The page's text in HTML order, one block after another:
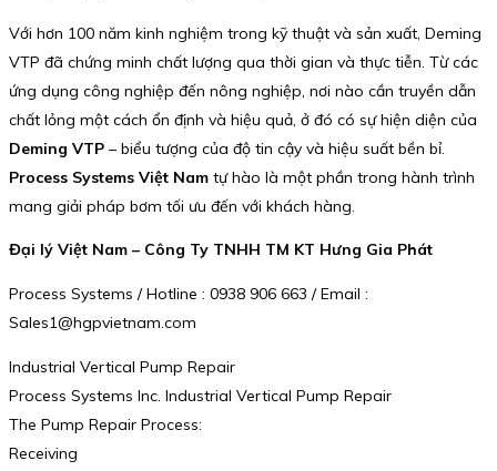
Với hơn 100 năm kinh nghiệm trong kỹ thuật và sản xuất, Deming
VTP đã chứng minh chất lượng qua thời gian và thực tiễn. Từ các
ứng dụng công nghiệp đến nông nghiệp, nơi nào cần truyền dẫn
chất lỏng một cách ổn định và hiệu quả, ở đó có sự hiện diện của
Deming VTP – biểu tượng của độ tin cậy và hiệu suất bền bỉ.
Process Systems Việt Nam tự hào là một phần trong hành trình
mang giải pháp bơm tối ưu đến với khách hàng.
Đại lý Việt Nam – Công Ty TNHH TM KT Hưng Gia Phát
Process Systems / Hotline : 0938 906 663 / Email :
Sales1@hgpvietnam.com
Industrial Vertical Pump Repair
Process Systems Inc. Industrial Vertical Pump Repair
The Pump Repair Process:
Receiving